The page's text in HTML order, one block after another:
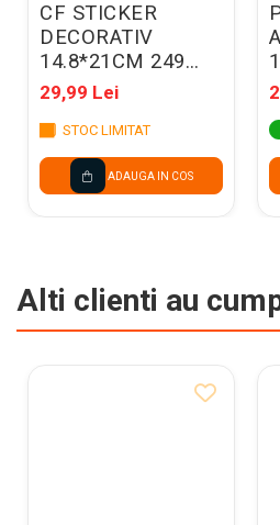
CF STICKER
DECORATIV
14.8*21CM 249
BUCATI FRUNZE
AE142C
29,99 Lei
STOC LIMITAT
ADAUGA IN COS
Alti clienti au